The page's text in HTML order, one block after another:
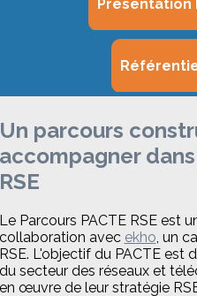
Présentation
parcours
Parcours PACTE RSE est
avec ekho, un
L'objectif du PACTE est
secteur des réseaux et
œuvre de leur stratégie